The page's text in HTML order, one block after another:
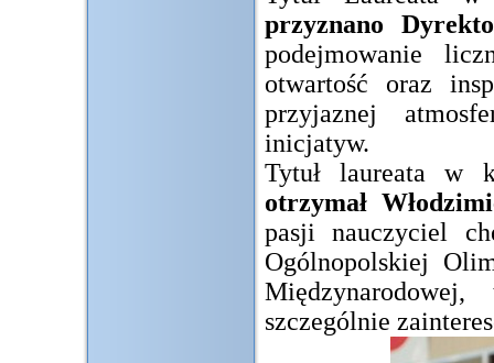
przyznano
podejmowanie
otwartość oraz
przyjaznej
inicjatyw.
Tytuł laureata w
otrzymał
pasji nauczyciel
Ogólnopolskiej
szczególnie